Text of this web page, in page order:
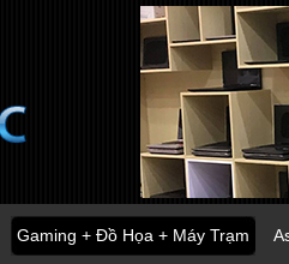
Gaming + Đồ Họa + Máy Trạm